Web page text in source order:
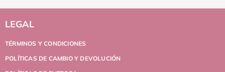
LEGAL
TÉRMINOS Y CONDICIONES
POLÍTICAS DE CAMBIO Y DEVOLUCIÓN